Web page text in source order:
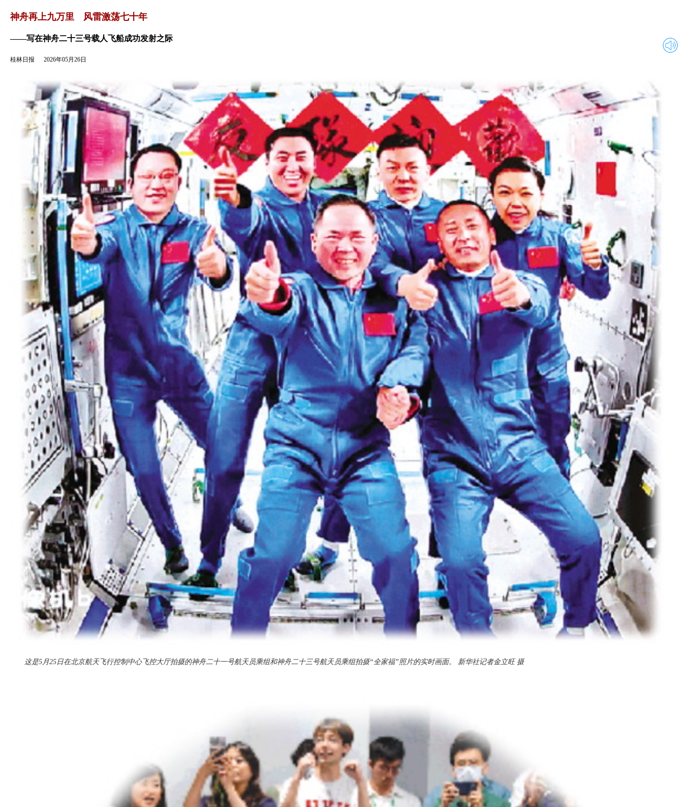
返回
神舟再上九万里 风雷激荡七十年
——写在神舟二十三号载人飞船成功发射之际
桂林日报 2026年05月26日
这是5月25日在北京航天飞行控制中心飞控大厅拍摄的神舟二十一号航天员乘组和神舟二十三号航天员乘组拍摄“全家福”照片的实时画面。 新华社记者金立旺 摄